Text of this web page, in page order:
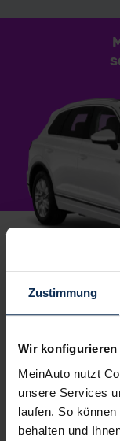
Zustimmung
Wir
MeinAuto nutzt
unsere Services
laufen. So
behalten und
1.
2.
Du